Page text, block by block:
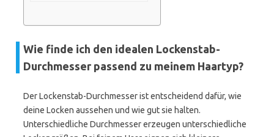
Wie finde ich den idealen Lockenstab-
Durchmesser passend zu meinem Haartyp?
Der Lockenstab-Durchmesser ist entscheidend dafür, wie
deine Locken aussehen und wie gut sie halten.
Unterschiedliche Durchmesser erzeugen unterschiedliche